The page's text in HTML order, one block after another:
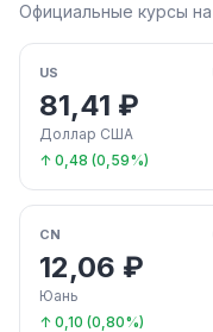
Официальные курсы
US
81,41 ₽
Доллар США
↑ 0,48 (0,59%)
CN
12,06 ₽
Юань
↑ 0,10 (0,80%)